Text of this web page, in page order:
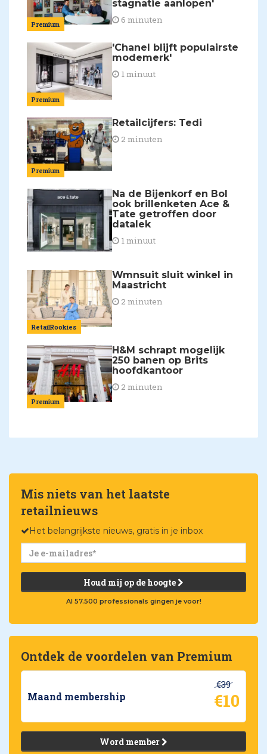
Premium
stagnatie aanlopen'
6 minuten
Premium
'Chanel blijft populairste
modemerk'
1 minuut
Premium
Retailcijfers: Tedi
2 minuten
Na de Bijenkorf en Bol
ook brillenketen Ace &
Tate getroffen door
datalek
1 minuut
RetailRookies
Wmnsuit sluit winkel in
Maastricht
2 minuten
Premium
H&M schrapt mogelijk
250 banen op Brits
hoofdkantoor
2 minuten
Mis niets van het laatste
retailnieuws
Het belangrijkste nieuws, gratis in je inbox
Houd mij op de hoogte
Al 57.500 professionals gingen je voor!
Ontdek de voordelen van Premium
Maand membership
€39
€10
Word member